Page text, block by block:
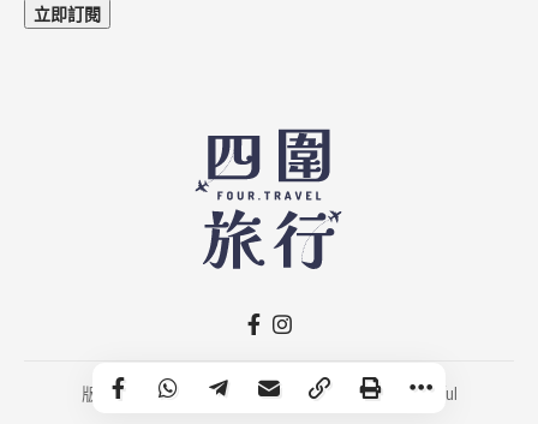
版權所有 © 2026 FOUR.TRAVEL｜Developed byFruitful